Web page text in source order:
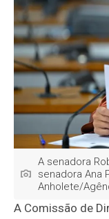
A senadora
senadora Ana
Anholete/
A Comissão de